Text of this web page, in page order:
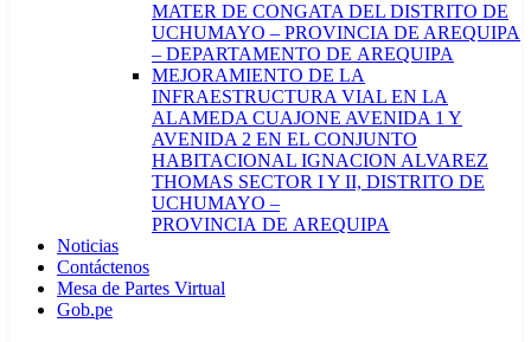
MATER DE CONGATA DEL DISTRITO DE
UCHUMAYO – PROVINCIA DE AREQUIPA
– DEPARTAMENTO DE AREQUIPA
MEJORAMIENTO DE LA
INFRAESTRUCTURA VIAL EN LA
ALAMEDA CUAJONE AVENIDA 1 Y
AVENIDA 2 EN EL CONJUNTO
HABITACIONAL IGNACION ALVAREZ
THOMAS SECTOR I Y II, DISTRITO DE
UCHUMAYO –
PROVINCIA DE AREQUIPA
Noticias
Contáctenos
Mesa de Partes Virtual
Gob.pe